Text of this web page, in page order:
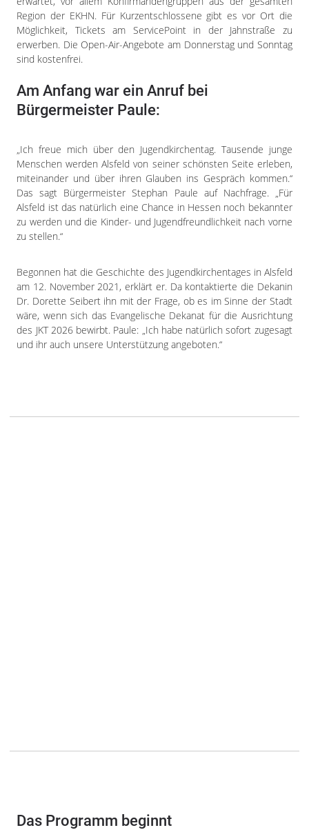
Region der EKHN. Für Kurzentschlossene gibt es vor Ort die
Möglichkeit, Tickets am ServicePoint in der Jahnstraße zu
erwerben. Die Open-Air-Angebote am Donnerstag und Sonntag
sind kostenfrei.
Am Anfang war ein Anruf bei
Bürgermeister Paule:
„Ich freue mich über den Jugendkirchentag. Tausende junge
Menschen werden Alsfeld von seiner schönsten Seite erleben,
miteinander und über ihren Glauben ins Gespräch kommen.“
Das sagt Bürgermeister Stephan Paule auf Nachfrage. „Für
Alsfeld ist das natürlich eine Chance in Hessen noch bekannter
zu werden und die Kinder- und Jugendfreundlichkeit nach vorne
zu stellen.“
Begonnen hat die Geschichte des Jugendkirchentages in Alsfeld
am 12. November 2021, erklärt er. Da kontaktierte die Dekanin
Dr. Dorette Seibert ihn mit der Frage, ob es im Sinne der Stadt
wäre, wenn sich das Evangelische Dekanat für die Ausrichtung
des JKT 2026 bewirbt. Paule: „Ich habe natürlich sofort zugesagt
und ihr auch unsere Unterstützung angeboten.“
Das Programm beginnt